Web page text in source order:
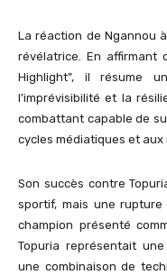
La réaction de Ngannou
révélatrice. En affirmant
Highlight”, il résume
l’imprévisibilité et la
combattant capable de
cycles médiatiques et
Son succès contre
sportif, mais une
champion présenté
Topuria représentait
une combinaison de